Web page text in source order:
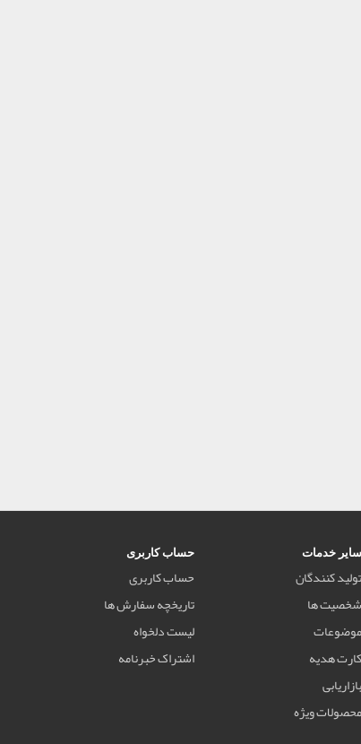
سایر خدمات
تولید کنندگان
شخصیت ها
موضوعات
کارت هدیه
بازاریابی
محصولات ویژه
حساب کاربری
حساب کاربری
تاریخچه سفارش ها
لیست دلخواه
اشتراک خبرنامه